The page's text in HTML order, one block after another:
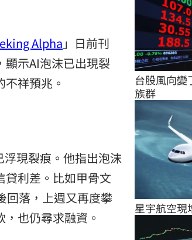
Alpha 」日前刊
示AI泡沫已出現裂
祥預兆。
現裂痕。他指出泡沫
貸利差。比如甲骨文
回落，上週又再度攀
也仍尋求融資。
台股風向變
族群
星宇航空現